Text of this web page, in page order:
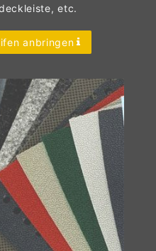
etc.
anbringen